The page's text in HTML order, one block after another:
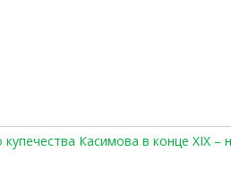
Касимова в конце XIX –